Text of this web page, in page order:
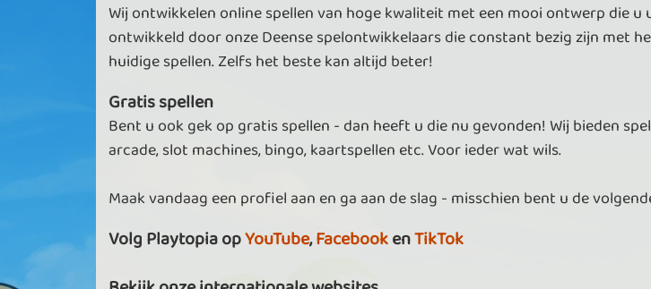
Wij ontwikkelen online spellen van hoge kwaliteit met een mooi ontwerp die u
ontwikkeld door onze Deense spelontwikkelaars die constant bezig zijn met
huidige spellen. Zelfs het beste kan altijd beter!
Gratis spellen
Bent u ook gek op gratis spellen - dan heeft u die nu gevonden! Wij bieden
arcade, slot machines, bingo, kaartspellen etc. Voor ieder wat wils.
Maak vandaag een profiel aan en ga aan de slag - misschien bent u de
Volg Playtopia opYouTube,FacebookenTikTok